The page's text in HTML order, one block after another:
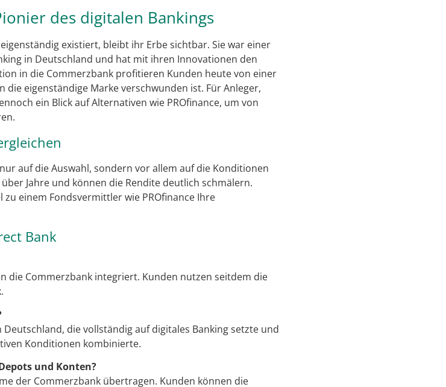
des digitalen Bankings
existiert, bleibt ihr Erbe sichtbar. Sie war einer
in Deutschland und hat mit ihren Innovationen den
in die Commerzbank profitieren Kunden heute von einer
eigenständige Marke verschwunden ist. Für Anleger,
ein Blick auf Alternativen wie PROfinance, um von
auf die Auswahl, sondern vor allem auf die Konditionen
Jahre und können die Rendite deutlich schmälern.
einem Fondsvermittler wie PROfinance Ihre
Bank
die Commerzbank integriert. Kunden nutzen seitdem die
die vollständig auf digitales Banking setzte und
Konditionen kombinierte.
und Konten?
der Commerzbank übertragen. Kunden können die